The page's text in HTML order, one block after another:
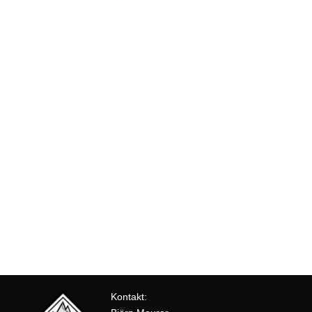
Kontakt: